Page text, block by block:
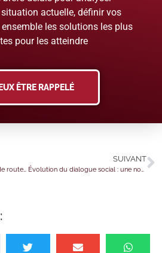
actuelle, définir vos
les solutions les plus
pour les atteindre
ÊTRE RAPPELÉ
Économie bleue : une feuille de route spéciale nautisme et plaisance !
SUIVANT
Évolution du dialogue social : une nouveauté pour les élus du CSE